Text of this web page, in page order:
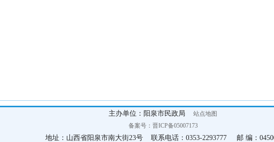
主办单位：阳泉市民政局 站点地图
备案号：晋ICP备05007173
地址：山西省阳泉市南大街23号 联系电话：0353-2293777 邮 编：